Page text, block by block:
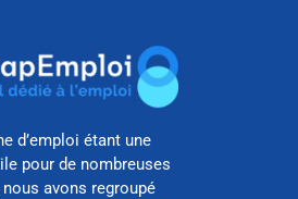
d’emploi étant une
pour de nombreuses
avons regroupé